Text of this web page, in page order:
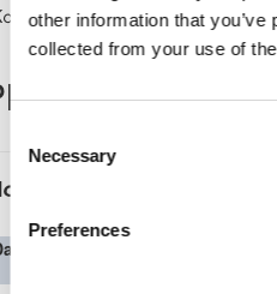
other information that you’ve
collected from your use of
Selection
Necessary
Preferences
16/17
Record
Πρωτάθλημα